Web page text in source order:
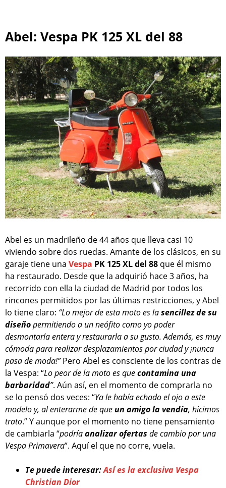
Abel: Vespa PK 125 XL del 88
Abel es un madrileño de 44 años que lleva casi 10
viviendo sobre dos ruedas. Amante de los clásicos, en su
garaje tiene una Vespa PK 125 XL del 88 que él mismo
ha restaurado. Desde que la adquirió hace 3 años, ha
recorrido con ella la ciudad de Madrid por todos los
rincones permitidos por las últimas restricciones, y Abel
lo tiene claro: “Lo mejor de esta moto es lasencillez de su
diseñopermitiendo a un neófito como yo poder
desmontarla entera y restaurarla a su gusto. Además, es muy
cómoda para realizar desplazamientos por ciudad y ¡nunca
pasa de moda!”Pero Abel es consciente de los contras de
la Vespa: “Lo peor de la moto es quecontamina una
barbaridad”. Aún así, en el momento de comprarla no
se lo pensó dos veces: “Ya le había echado el ojo a este
modelo y, al enterarme de queun amigo la vendía, hicimos
trato.” Y aunque por el momento no tiene pensamiento
de cambiarla “podríaanalizar ofertas de cambio por una
Vespa Primavera”. Aquí el que no corre, vuela.
Te puede interesar:Así es la exclusiva Vespa
Christian Dior